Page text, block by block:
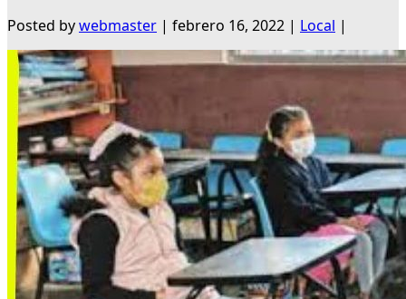
Posted bywebmaster | febrero 16, 2022 | Local |